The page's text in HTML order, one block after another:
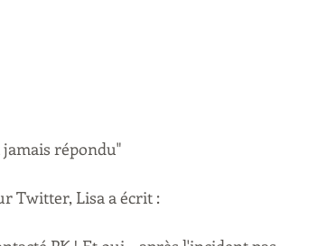
jamais répondu"
Twitter, Lisa a écrit :